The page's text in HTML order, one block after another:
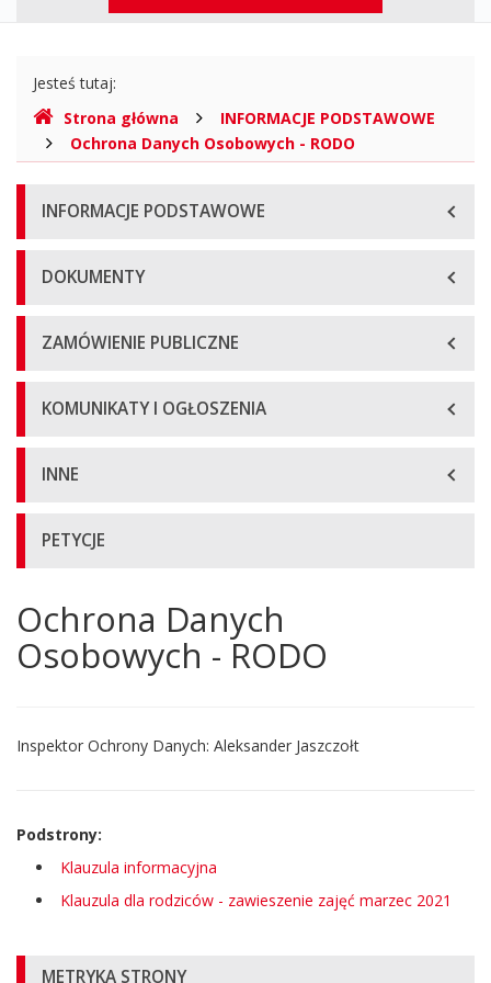
Gdzie
jesteśmy
Jesteś tutaj:
Strona główna
INFORMACJE PODSTAWOWE
Ochrona Danych Osobowych - RODO
Menu
główne
INFORMACJE PODSTAWOWE
DOKUMENTY
ZAMÓWIENIE PUBLICZNE
KOMUNIKATY I OGŁOSZENIA
INNE
PETYCJE
Główna
treść
strony
Ochrona Danych
Osobowych - RODO
Inspektor Ochrony Danych: Aleksander Jaszczołt
Podstrony:
Klauzula informacyjna
Klauzula dla rodziców - zawieszenie zajęć marzec 2021
Informacje
METRYKA STRONY